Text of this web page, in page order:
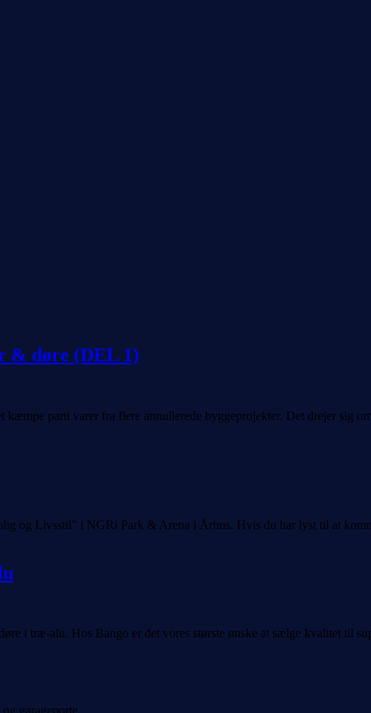
& døre (DEL 1)
kæmpe parti varer fra flere annullerede byggeprojekter. Det drejer
og Livsstil” i NGRi Park & Arena i Århus. Hvis du har lyst til at
i træ-alu. Hos Bango er det vores største ønske at sælge kvalitet til
garageporte.